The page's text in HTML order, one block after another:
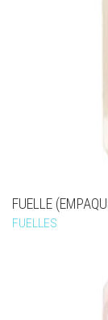
FUELLE
FUELLES